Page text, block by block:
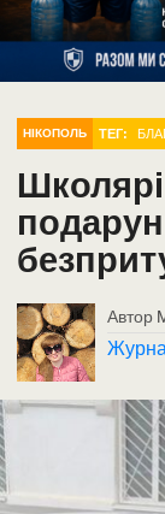
НІКОПОЛЬ ТЕГ:
Автор